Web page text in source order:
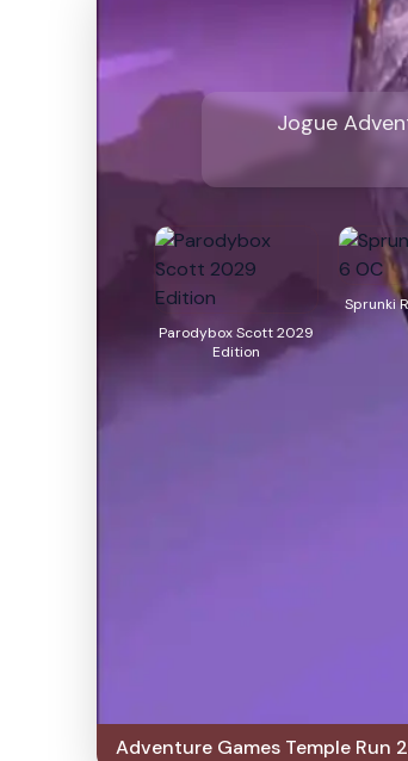
Jogue
Parodybox Scott 2029
Edition
Sprunki
Adventure Games Temple Run 2